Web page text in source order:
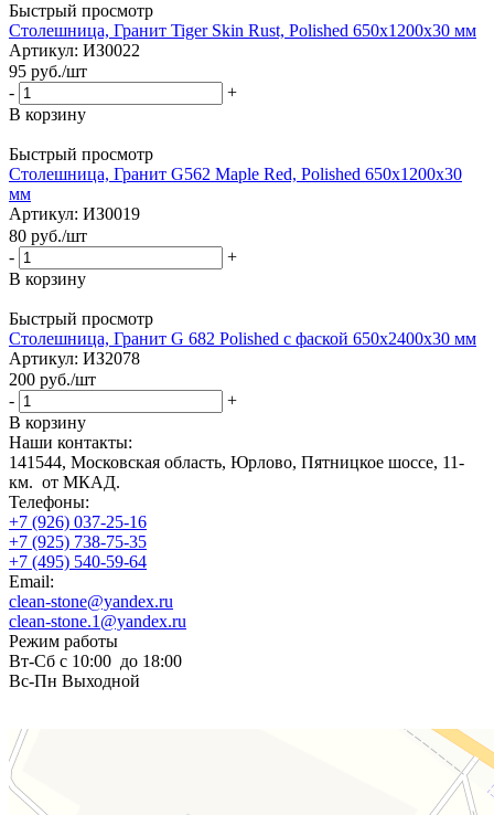
Быстрый просмотр
Столешница, Гранит Tiger Skin Rust, Polished 650х1200х30 мм
Артикул: ИЗ0022
95 руб./шт
-
+
В корзину
Быстрый просмотр
Столешница, Гранит G562 Maple Red, Polished 650х1200х30
мм
Артикул: ИЗ0019
80 руб./шт
-
+
В корзину
Быстрый просмотр
Столешница, Гранит G 682 Polished с фаской 650х2400х30 мм
Артикул: ИЗ2078
200 руб./шт
-
+
В корзину
Наши контакты:
141544, Московская область, Юрлово, Пятницкое шоссе, 11-
км. от МКАД.
Телефоны:
+7 (926) 037-25-16
+7 (925) 738-75-35
+7 (495) 540-59-64
Email:
clean-stone@yandex.ru
clean-stone.1@yandex.ru
Режим работы
Вт-Сб с 10:00 до 18:00
Вс-Пн Выходной